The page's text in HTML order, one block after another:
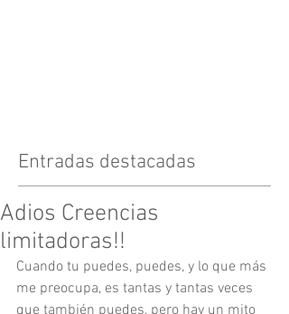
Entradas destacadas
Adios Creencias
limitadoras!!
Cuando tu puedes, puedes, y lo que más
me preocupa, es tantas y tantas veces
que también puedes, pero hay un mito